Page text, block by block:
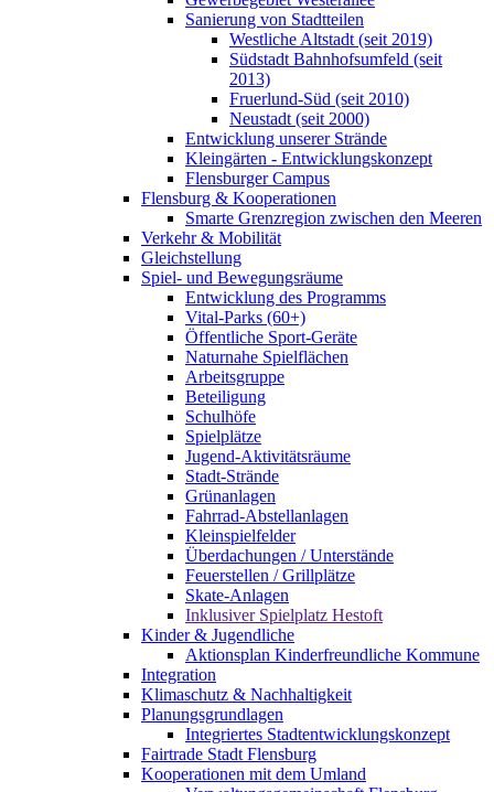
Sanierung von Stadtteilen
Westliche Altstadt (seit 2019)
Südstadt Bahnhofsumfeld (seit
2013)
Fruerlund-Süd (seit 2010)
Neustadt (seit 2000)
Entwicklung unserer Strände
Kleingärten - Entwicklungskonzept
Flensburger Campus
Flensburg & Kooperationen
Smarte Grenzregion zwischen den Meeren
Verkehr & Mobilität
Gleichstellung
Spiel- und Bewegungsräume
Entwicklung des Programms
Vital-Parks (60+)
Öffentliche Sport-Geräte
Naturnahe Spielflächen
Arbeitsgruppe
Beteiligung
Schulhöfe
Spielplätze
Jugend-Aktivitätsräume
Stadt-Strände
Grünanlagen
Fahrrad-Abstellanlagen
Kleinspielfelder
Überdachungen / Unterstände
Feuerstellen / Grillplätze
Skate-Anlagen
Inklusiver Spielplatz Hestoft
Kinder & Jugendliche
Aktionsplan Kinderfreundliche Kommune
Integration
Klimaschutz & Nachhaltigkeit
Planungsgrundlagen
Integriertes Stadtentwicklungskonzept
Fairtrade Stadt Flensburg
Kooperationen mit dem Umland